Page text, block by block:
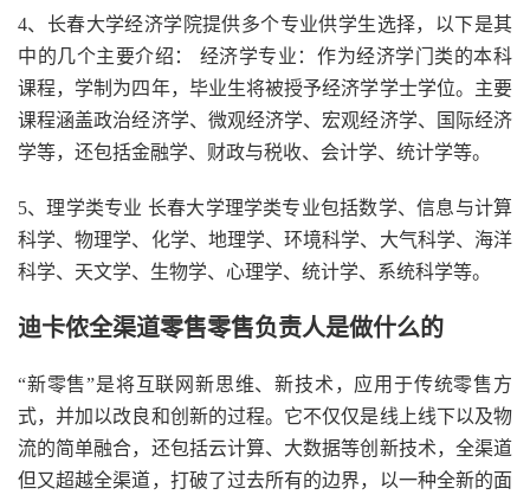
4、长春大学经济学院提供多个专业供学生选择，以下是其
中的几个主要介绍： 经济学专业：作为经济学门类的本科
课程，学制为四年，毕业生将被授予经济学学士学位。主要
课程涵盖政治经济学、微观经济学、宏观经济学、国际经济
学等，还包括金融学、财政与税收、会计学、统计学等。
5、理学类专业 长春大学理学类专业包括数学、信息与计算
科学、物理学、化学、地理学、环境科学、大气科学、海洋
科学、天文学、生物学、心理学、统计学、系统科学等。
迪卡侬全渠道零售零售负责人是做什么的
“新零售”是将互联网新思维、新技术，应用于传统零售方
式，并加以改良和创新的过程。它不仅仅是线上线下以及物
流的简单融合，还包括云计算、大数据等创新技术，全渠道
但又超越全渠道，打破了过去所有的边界，以一种全新的面